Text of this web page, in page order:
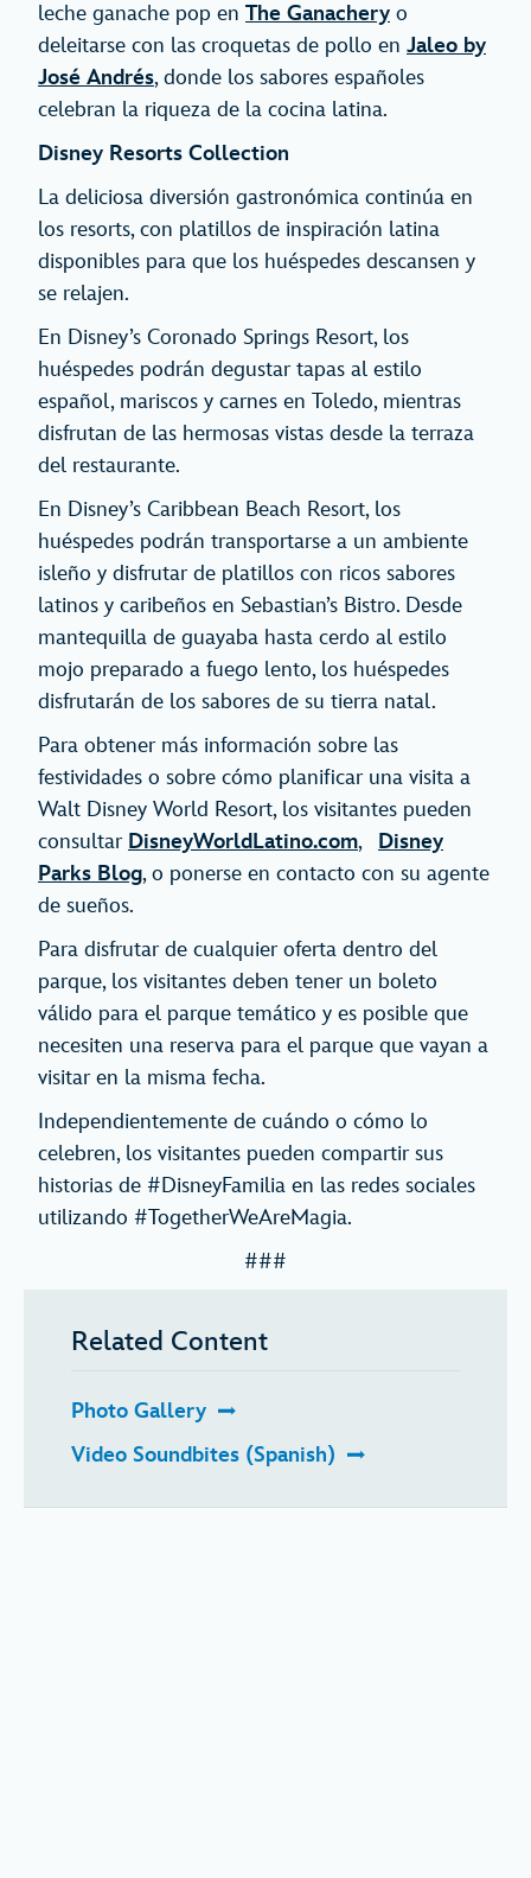
leche ganache pop en The Ganachery o
deleitarse con las croquetas de pollo en Jaleo by
José Andrés, donde los sabores españoles
celebran la riqueza de la cocina latina.
Disney Resorts Collection
La deliciosa diversión gastronómica continúa en
los resorts, con platillos de inspiración latina
disponibles para que los huéspedes descansen y
se relajen.
En Disney’s Coronado Springs Resort, los
huéspedes podrán degustar tapas al estilo
español, mariscos y carnes en Toledo, mientras
disfrutan de las hermosas vistas desde la terraza
del restaurante.
En Disney’s Caribbean Beach Resort, los
huéspedes podrán transportarse a un ambiente
isleño y disfrutar de platillos con ricos sabores
latinos y caribeños en Sebastian’s Bistro. Desde
mantequilla de guayaba hasta cerdo al estilo
mojo preparado a fuego lento, los huéspedes
disfrutarán de los sabores de su tierra natal.
Para obtener más información sobre las
festividades o sobre cómo planificar una visita a
Walt Disney World Resort, los visitantes pueden
consultar DisneyWorldLatino.com,
Disney
Parks Blog, o ponerse en contacto con su agente
de sueños.
Para disfrutar de cualquier oferta dentro del
parque, los visitantes deben tener un boleto
válido para el parque temático y es posible que
necesiten una reserva para el parque que vayan a
visitar en la misma fecha.
Independientemente de cuándo o cómo lo
celebren, los visitantes pueden compartir sus
historias de #DisneyFamilia en las redes sociales
utilizando #TogetherWeAreMagia.
###
Related Content
Photo Gallery
Video Soundbites (Spanish)